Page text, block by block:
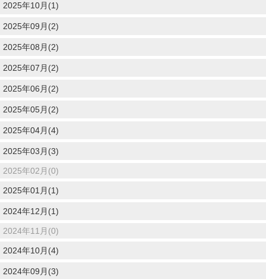
2025年10月(1)
2025年09月(2)
2025年08月(2)
2025年07月(2)
2025年06月(2)
2025年05月(2)
2025年04月(4)
2025年03月(3)
2025年02月(0)
2025年01月(1)
2024年12月(1)
2024年11月(0)
2024年10月(4)
2024年09月(3)